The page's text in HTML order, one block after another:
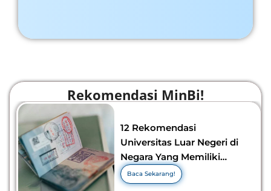
Rekomendasi MinBi!
12 Rekomendasi
Universitas Luar Negeri di
Negara Yang Memiliki
Visa Murah di 2026-2027!
Baca Sekarang!